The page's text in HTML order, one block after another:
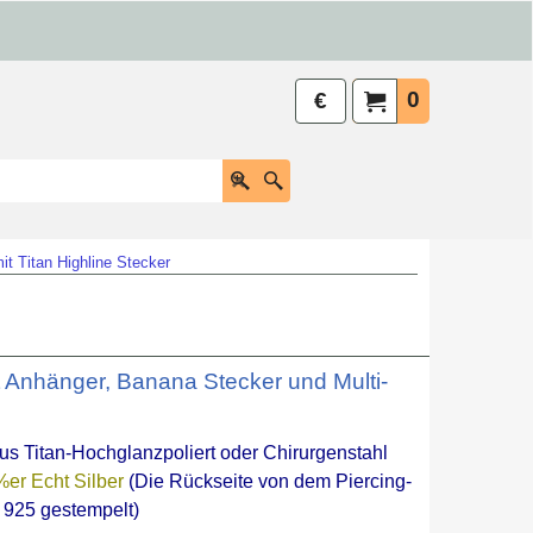
0
€
Titan Highline Stecker
Banana Stecker und Multi-
Titan-Hochglanzpoliert oder Chirurgenstahl
Echt Silber(Die Rückseite von dem Piercing-
gestempelt)